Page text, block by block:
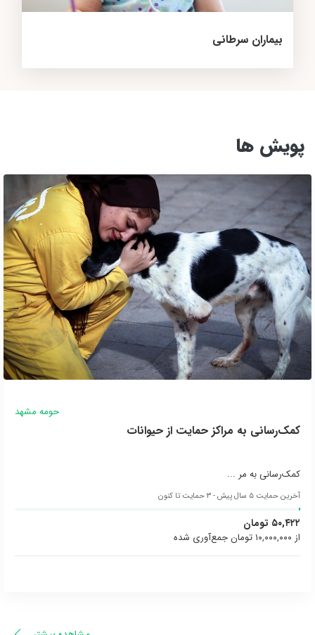
بیماران سرطانی
پویش ها
حومه مشهد
کمک‌رسانی به مراکز حمایت از حیوانات
کمک‌رسانی به مر ...
آخرین حمایت ۵ سال پیش - ۳ حمایت تا کنون
۵۰,۴۲۲ تومان
از ۱۰,۰۰۰,۰۰۰ تومان جمع‌آوری شده